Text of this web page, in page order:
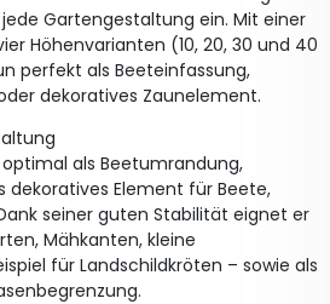
Gartengestaltung ein. Mit einer
Höhenvarianten (10, 20, 30 und 40
perfekt als Beeteinfassung,
dekoratives Zaunelement.
als Beetumrandung,
dekoratives Element für Beete,
seiner guten Stabilität eignet er
Mähkanten, kleine
für Landschildkröten – sowie als